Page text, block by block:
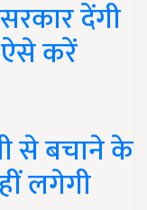
देंगी
ऐसे करें
से बचाने के
लगेगी